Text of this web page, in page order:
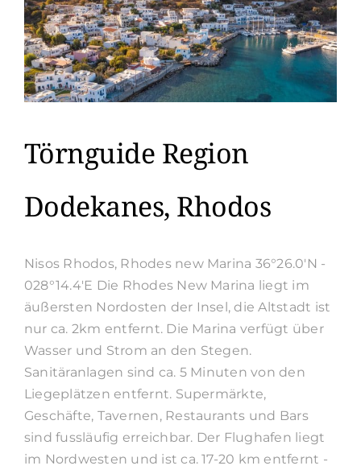
Kanal
von
Korinth
Törnguide Region
Dodekanes, Rhodos
Nisos Rhodos, Rhodes new Marina 36°26.0'N -
028°14.4'E Die Rhodes New Marina liegt im
äußersten Nordosten der Insel, die Altstadt ist
nur ca. 2km entfernt. Die Marina verfügt über
Wasser und Strom an den Stegen.
Sanitäranlagen sind ca. 5 Minuten von den
Liegeplätzen entfernt. Supermärkte,
Geschäfte, Tavernen, Restaurants und Bars
sind fussläufig erreichbar. Der Flughafen liegt
im Nordwesten und ist ca. 17-20 km entfernt -